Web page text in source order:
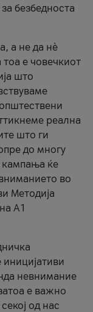
безбедноста
а не да нè
е човечкиот
што
реална
што ги
до многу
кампања ќе
во
Методија
А1
иницијативи
невнимание
е важно
од нас